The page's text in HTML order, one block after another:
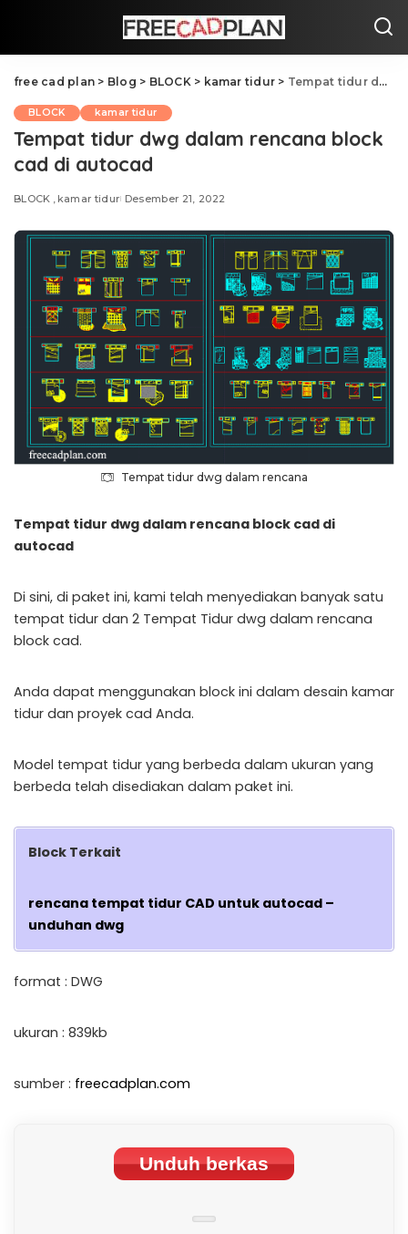
free cad plan > Blog > BLOCK> kamar tidur > Tempat tidur dwg dalam rencana block cad di autocad
BLOCK kamar tidur
Tempat tidur dwg dalam rencana block
cad di autocad
BLOCK kamar tidur Desember 21, 2022
Tempat tidur dwg dalam rencana
Tempat tidur dwg dalam rencana block cad di
autocad
Di sini, di paket ini, kami telah menyediakan banyak satu
tempat tidur dan 2 Tempat Tidur dwg dalam rencana
block cad.
Anda dapat menggunakan block ini dalam desain kamar
tidur dan proyek cad Anda.
Model tempat tidur yang berbeda dalam ukuran yang
berbeda telah disediakan dalam paket ini.
Block Terkait
rencana tempat tidur CAD untuk autocad –
unduhan dwg
format : DWG
ukuran : 839kb
sumber : freecadplan.com
Unduh berkas